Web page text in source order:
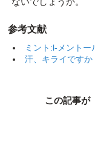
参考文献
ミント:l-メントー
汗、キライです
この記事が